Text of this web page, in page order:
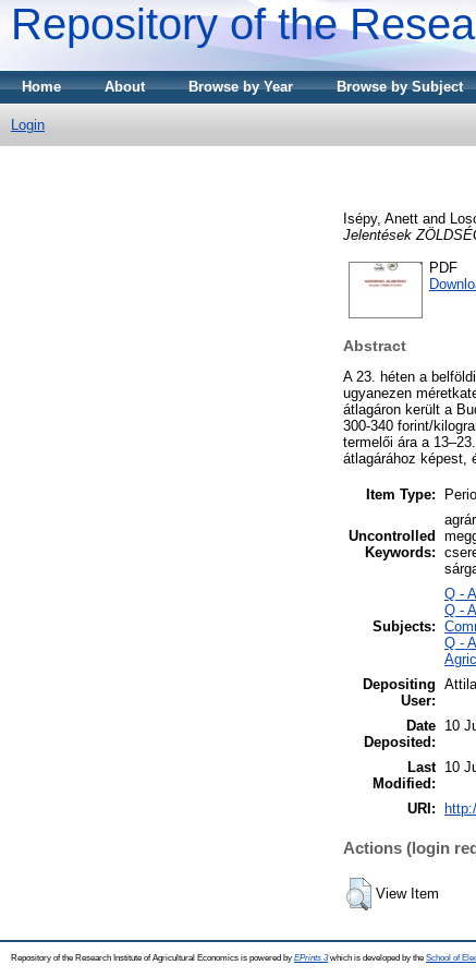
Repository of the
Home About Browse by Year Browse by Subject
Login
Isépy, Anett and
Jelentések
PDF
Abstract
A 23. héten a
ugyanezen
átlagáron került a
300-340 forint/
termelői ára a
átlagárához képest,
Item Type:
Uncontrolled
Keywords:
Subjects:
Q -
Q -
Q -
Depositing
User:
Date
Deposited:
10
Last
Modified:
10
URI:
Actions (login
View Item
Repository of the Research Institute of Agricultural Economics is powered by EPrints 3which is developed by the School of